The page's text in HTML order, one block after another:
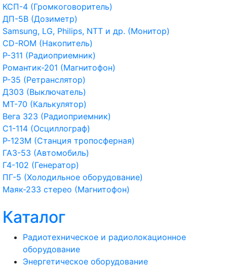
КСП-4 (Громкоговоритель)
ДП-5В (Дозиметр)
Samsung, LG, Philips, NTT и др. (Монитор)
CD-ROM (Накопитель)
Р-311 (Радиоприемник)
Романтик-201 (Магнитофон)
Р-35 (Ретранслятор)
Д303 (Выключатель)
МТ-70 (Калькулятор)
Вега 323 (Радиоприемник)
С1-114 (Осциллограф)
Р-123М (Станция тропосферная)
ГАЗ-53 (Автомобиль)
Г4-102 (Генератор)
ПГ-5 (Холодильное оборудование)
Маяк-233 стерео (Магнитофон)
Каталог
Радиотехническое и радиолокационное
оборудование
Энергетическое оборудование